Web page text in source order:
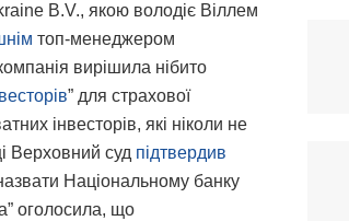
B.V., якою володіє Віллем
топ-менеджером
вирішила нібито
” для страхової
інвесторів, які ніколи не
Верховний суд підтвердив
Національному банку
оголосила, що